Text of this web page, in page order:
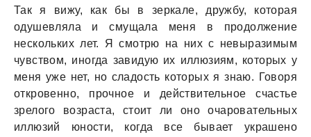
Так я вижу, как бы в зеркале, дружбу, которая
одушевляла и смущала меня в продолжение
нескольких лет. Я смотрю на них с невыразимым
чувством, иногда завидую их иллюзиям, которых у
меня уже нет, но сладость которых я знаю. Говоря
откровенно, прочное и действительное счастье
зрелого возраста, стоит ли оно очаровательных
иллюзий юности, когда все бывает украшено